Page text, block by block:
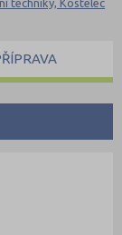
PŘIJÍMAČKY
A SEMINÁRKY
ŠKOL